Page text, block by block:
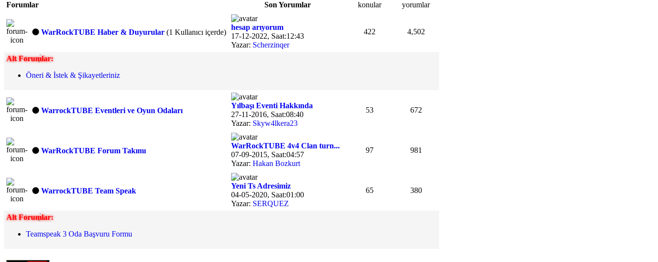
Forumlar
Son Yorumlar konular yorumlar
WarRockTUBE Haber & Duyurular (1 Kullanıcı içerde)
hesap arıyorum
17-12-2022, Saat:12:43
Yazar: Scherzinqer
422 4,502
Alt Forumlar:
Öneri & İstek & Şikayetleriniz
WarrockTUBE Eventleri ve Oyun Odaları
Yılbaşı Eventi Hakkında
27-11-2016, Saat:08:40
Yazar: Skyw4lkera23
53 672
WarRockTUBE Forum Takımı
WarRockTUBE 4v4 Clan turn...
07-09-2015, Saat:04:57
Yazar: Hakan Bozkurt
97 981
WarrockTUBE Team Speak
Yeni Ts Adresimiz
04-05-2020, Saat:01:00
Yazar: SERQUEZ
65 380
Alt Forumlar:
Teamspeak 3 Oda Başvuru Formu